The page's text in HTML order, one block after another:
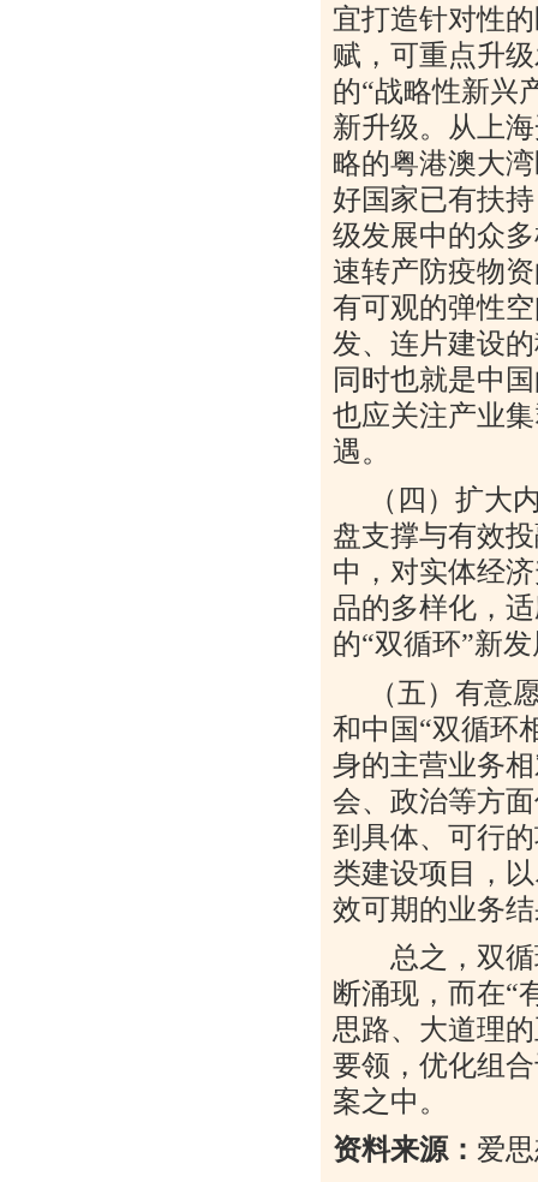
宜打造针对性
赋，可重点升
的“战略性新兴
新升级。从上
略的粤港澳大
好国家已有扶
级发展中的众
速转产防疫物
有可观的弹性
发、连片建设
同时也就是中
也应关注产业
遇。
（四）扩大内
盘支撑与有效
中，对实体经
品的多样化，
的“双循环”新
（五）有意
和中国“双循环
身的主营业务
会、政治等方
到具体、可行
类建设项目，
效可期的业务
总之，双循
断涌现，而在“
思路、大道理
要领，优化组
案之中。
资料来源： 爱